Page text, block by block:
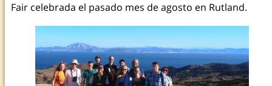
Fair celebrada el pasado mes de agosto en Rutland.